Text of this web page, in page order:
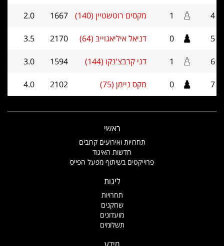
4
1 מקסים רוטשטיין (140) 1667
2.0
5
0 דניאל איליאגוייב (64) 2170
3.5
6
1 דני קרבצ'נקו (144) 1594
3.0
7
0 מקס ניימן (75) 2102
4.0
ראשי
תחרויות ואירועים קרובים
חדשות האיגוד
פרוייקטים בשיתוף מפעל הפייס
ליגות
תחרויות
שחקנים
מועדונים
תשלומים